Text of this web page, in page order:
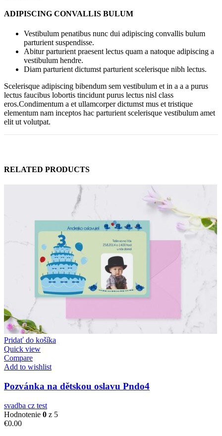
ADIPISCING CONVALLIS BULUM
Vestibulum penatibus nunc dui adipiscing convallis bulum
parturient suspendisse.
Abitur parturient praesent lectus quam a natoque adipiscing a
vestibulum hendre.
Diam parturient dictumst parturient scelerisque nibh lectus.
Scelerisque adipiscing bibendum sem vestibulum et in a a a purus
lectus faucibus lobortis tincidunt purus lectus nisl class
eros.Condimentum a et ullamcorper dictumst mus et tristique
elementum nam inceptos hac parturient scelerisque vestibulum amet
elit ut volutpat.
RELATED PRODUCTS
Pridať do košíka
Quick view
Compare
Add to wishlist
Pozvánka na dětskou oslavu Pndo4
svadba cz test
Hodnotenie 0 z 5
€0.00